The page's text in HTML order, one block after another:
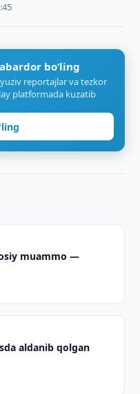
bo‘ling
reportajlar va tezkor
platformada kuzatib
muammo —
aldanib qolgan